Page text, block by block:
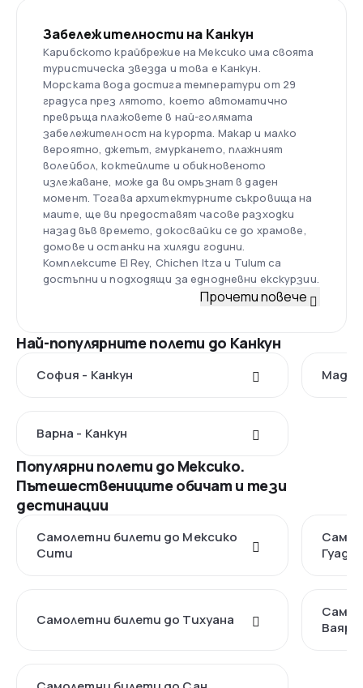
Забележителности на Канкун
Карибското крайбрежие на Мексико има своята
туристическа звезда и това е Канкун.
Морската вода достига температури от 29
градуса през лятото, което автоматично
превръща плажовете в най-голямата
забележителност на курорта. Макар и малко
вероятно, джетът, гмуркането, плажният
волейбол, коктейлите и обикновеното
излежаване, може да ви омръзнат в даден
момент. Тогава архитектурните съкровища на
маите, ще ви предоставят часове разходки
назад във времето, докосвайки се до храмове,
домове и останки на хиляди години.
Комплексите El Rey, Chichen Itza и Tulum са
достъпни и подходящи за еднодневни екскурзии.
Прочети повече
Най-популярните полети до Канкун
София - Канкун
Варна - Канкун
Популярни полети до Мексико.
Пътешествениците обичат и тези
дестинации
Самолетни билети до Мексико
Сити
Самолетни билети до Тихуана